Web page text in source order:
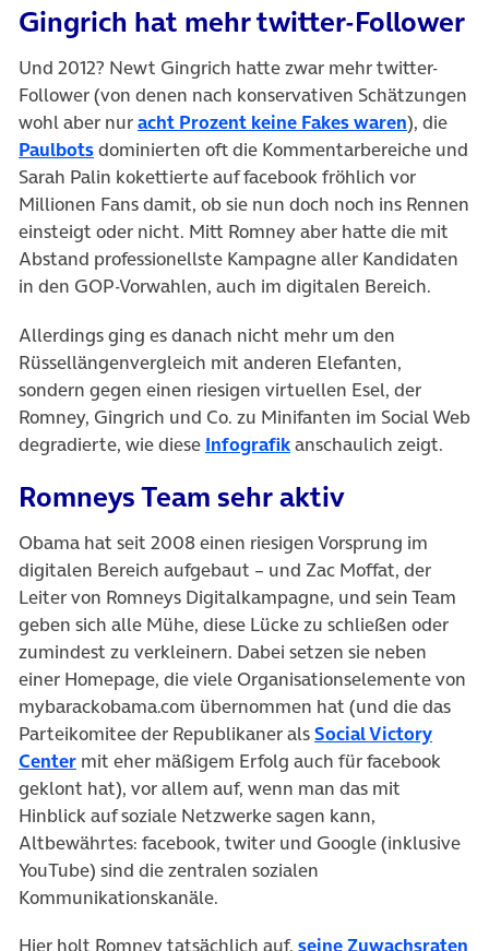
Gingrich hat mehr twitter-Follower
Und 2012? Newt Gingrich hatte zwar mehr twitter-
Follower (von denen nach konservativen Schätzungen
wohl aber nuracht Prozent keine Fakes waren(öffnet in
), die
Paulbots(öffnet in neuem Tab)
dominierten oft die Kommentarbereiche und
Sarah Palin kokettierte auf facebook fröhlich vor
Millionen Fans damit, ob sie nun doch noch ins Rennen
einsteigt oder nicht. Mitt Romney aber hatte die mit
Abstand professionellste Kampagne aller Kandidaten
in den GOP-Vorwahlen, auch im digitalen Bereich.
Allerdings ging es danach nicht mehr um den
Rüssellängenvergleich mit anderen Elefanten,
sondern gegen einen riesigen virtuellen Esel, der
Romney, Gingrich und Co. zu Minifanten im Social Web
degradierte, wie diese Infografik(öffnet in neuem Tab)
anschaulich zeigt.
Romneys Team sehr aktiv
Obama hat seit 2008 einen riesigen Vorsprung im
digitalen Bereich aufgebaut – und Zac Moffat, der
Leiter von Romneys Digitalkampagne, und sein Team
geben sich alle Mühe, diese Lücke zu schließen oder
zumindest zu verkleinern. Dabei setzen sie neben
einer Homepage, die viele Organisationselemente von
mybarackobama.com übernommen hat (und die das
Parteikomitee der Republikaner alsSocial Victory
Center(öffnet in neuem Tab)
mit eher mäßigem Erfolg auch für facebook
geklont hat), vor allem auf, wenn man das mit
Hinblick auf soziale Netzwerke sagen kann,
Altbewährtes: facebook, twiter und Google (inklusive
YouTube) sind die zentralen sozialen
Kommunikationskanäle.
Hier holt Romney tatsächlich auf, seine Zuwachsraten